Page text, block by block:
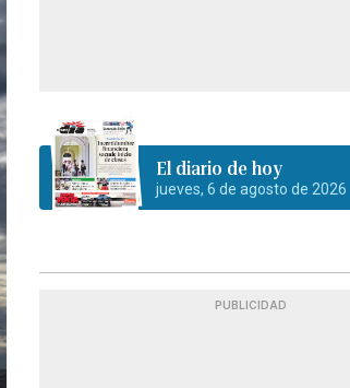
El diario de hoy
jueves, 6 de agosto de 2026
PUBLICIDAD